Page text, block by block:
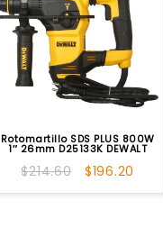
Rotomartillo SDS PLUS 800W
1″ 26mm D25133K DEWALT
$214.60
El
precio
$196.20